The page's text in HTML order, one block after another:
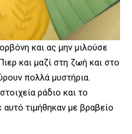
και ας μην μιλούσε
και μαζί στη ζωή και στο
πολλά μυστήρια.
ράδιο και το
τιμήθηκαν με βραβείο